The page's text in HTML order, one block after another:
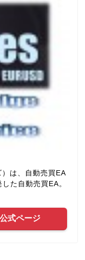
は、自動売買EA
た自動売買EA。
公式ページ